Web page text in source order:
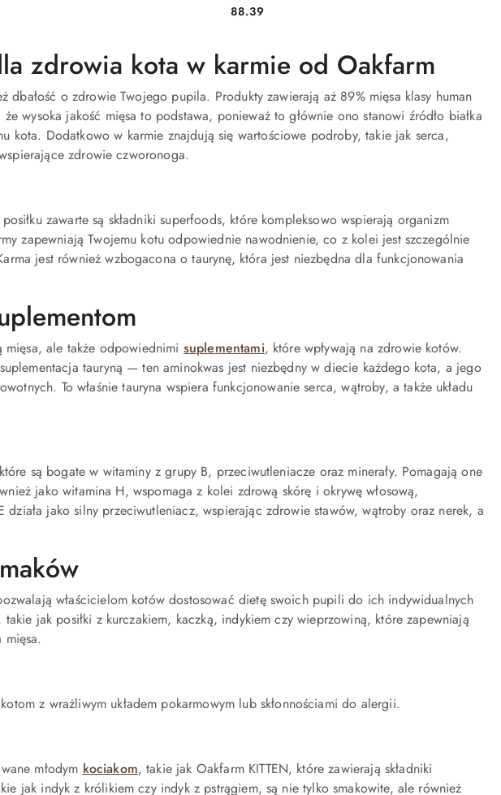
Cena:
88.39
zdrowia kota w karmie od Oakfarm
dbałość o zdrowie Twojego pupila. Produkty zawierają aż 89% mięsa klasy human
żewysoka jakość mięsa to podstawa, ponieważ to głównie ono stanowi źródło białka
kota. Dodatkowo w karmie znajdują się wartościowe podroby, takie jak serca,
zdrowie czworonoga.
zawarte są składnikisuperfoods, które kompleksowo wspierają organizm
zapewniają Twojemu kotu odpowiednie nawodnienie, co z kolei jest szczególnie
jest również wzbogacona o taurynę, która jest niezbędna dla funkcjonowania
mięsa, ale także odpowiednimi suplementami, które wpływają na zdrowie kotów.
tauryną — ten aminokwas jest niezbędny w diecie każdego kota, a jego
To właśnie tauryna wspiera funkcjonowanie serca, wątroby, a także układu
są bogate w witaminy z grupy B, przeciwutleniacze oraz minerały. Pomagają one
jako witamina H, wspomaga z kolei zdrową skórę i okrywę włosową,
działa jako silny przeciwutleniacz, wspierając zdrowie stawów, wątroby oraz nerek, a
właścicielom kotów dostosować dietę swoich pupili do ich indywidualnych
takie jak posiłki z kurczakiem, kaczką, indykiem czy wieprzowiną, które zapewniają
mięsa.
z wrażliwym układem pokarmowym lub skłonnościami do alergii.
młodym kociakom, takie jak Oakfarm KITTEN, które zawierają składniki
jak indyk z królikiem czy indyk z pstrągiem, są nie tylko smakowite, ale również